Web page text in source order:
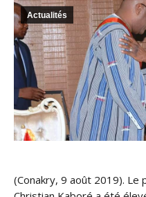
Actualités
(Conakry, 9 août 2019). Le